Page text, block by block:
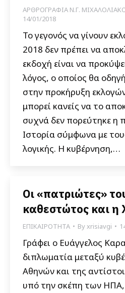
ΑΡΘΡΟΓΡΑΦΙΑ Ν.Γ.
14/01/2018
Το γεγονός να γίνουν
2018 δεν πρέπει να
εκδοχή είναι να
λόγος, ο οποίος θα
στην προκήρυξη
μπορεί κανείς να το
συχνά δεν πορεύτηκε η
Ιστορία σύμφωνα με
λογικής. Η κυβέρνηση,…
Οι «πατριώτες»
καθεστώτος και η
ΕΠΙΚΑΙΡΟΤΗΤΑ Byxrisiavgi
Γράφει ο Ευάγγελος
διπλωματία μεταξύ
Αθηνών και της
υπό την σκέπη των ΗΠΑ,